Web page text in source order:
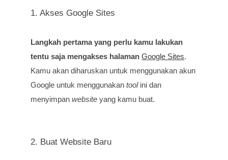
1. Akses Google Sites
Langkah pertama yang perlu kamu lakukan
tentu saja mengakses halamanGoogle Sites.
Kamu akan diharuskan untuk menggunakan akun
Google untuk menggunakantool ini dan
menyimpanwebsite yang kamu buat.
2. Buat Website Baru